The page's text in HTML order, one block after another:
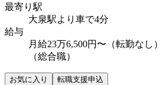
最寄り駅
大泉駅より車で4分
給与
月給23万6,500円〜（転勤なし
（総合職）
お気に入り 転職支援申込